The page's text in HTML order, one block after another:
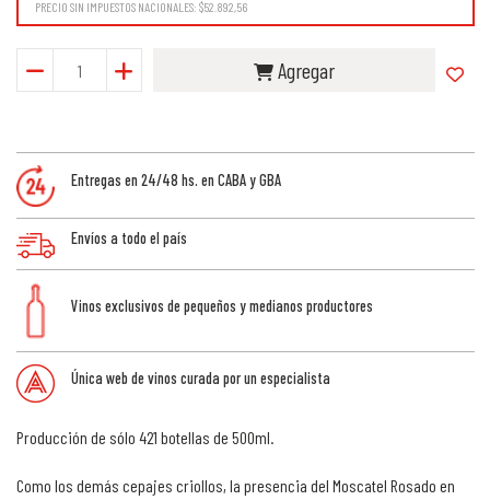
PRECIO SIN IMPUESTOS NACIONALES: $52.892,56
Agregar
Entregas en 24/48 hs. en CABA y GBA
Envíos a todo el país
Vinos exclusivos de pequeños y medianos productores
Única web de vinos curada por un especialista
Producción de sólo 421 botellas de 500ml.
Como los demás cepajes criollos, la presencia del Moscatel Rosado en